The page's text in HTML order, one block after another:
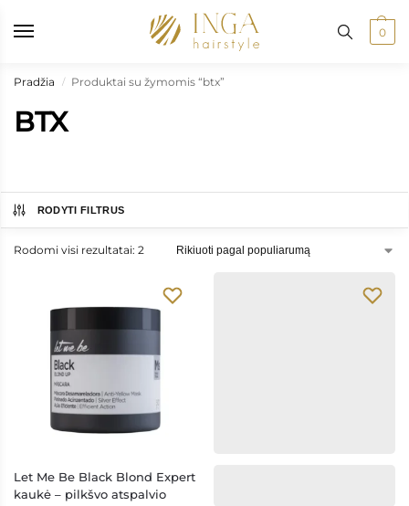
į paštomatus nuo 50 €, kurjeriu į namus nuo 100 €
Prekių
0
Pradžia / Produktai su žymomis “btx”
BTX
RODYTI FILTRUS
Rodomi visi rezultatai: 2
Let Me Be Black Blond Expert
kaukė – pilkšvo atspalvio